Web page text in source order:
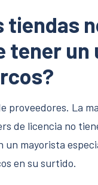
tiendas
tener un
proveedores. La
de licencia no
mayorista
en su surtido.